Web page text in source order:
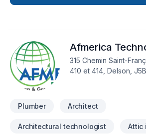
Afmerica
315 Chemin Saint-
410 et 414, Delson,
Plumber Architect
Architectural technologist Attic